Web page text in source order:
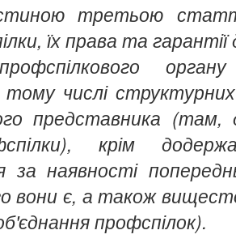
третьою
їх права та гарантії
тому числі структурних
представника
крім
за наявності
вони є, а також
профспілок).